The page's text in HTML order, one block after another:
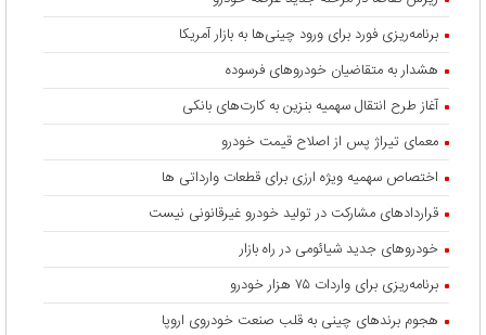
برنامه‌ریزی فورد برای ورود چینی‌ها به بازار آمریکا
هشدار به متقاضیان خودروهای فرسوده
آغاز طرح انتقال سهمیه بنزین به کارت‌های بانکی
معمای تیراژ پس از اصلاح قیمت خودرو
اختصاص سهمیه ویژه ارزی برای قطعات وارداتی ها
قراردادهای مشارکت در تولید خودرو غیرقانونی نیست
خودروهای جدید شیائومی در راه بازار
برنامه‌ریزی برای واردات ۷۵ هزار خودرو
هجوم برندهای چینی به قلب صنعت خودروی اروپا